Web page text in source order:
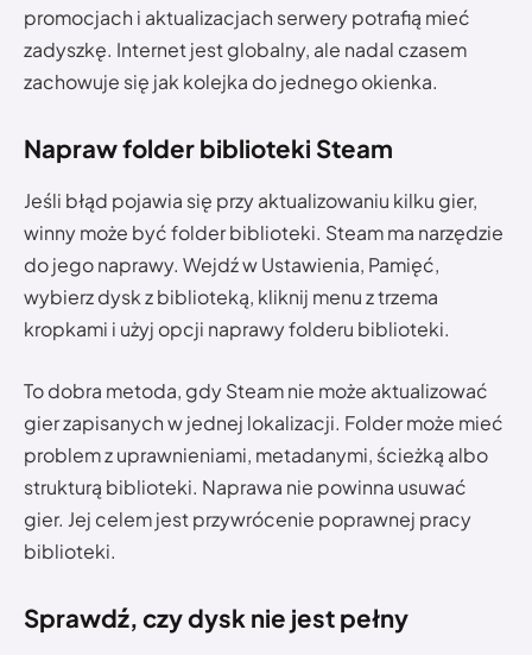
promocjach i aktualizacjach serwery potrafią mieć
zadyszkę. Internet jest globalny, ale nadal czasem
zachowuje się jak kolejka do jednego okienka.
Napraw folder biblioteki Steam
Jeśli błąd pojawia się przy aktualizowaniu kilku gier,
winny może być folder biblioteki. Steam ma narzędzie
do jego naprawy. Wejdź w Ustawienia, Pamięć,
wybierz dysk z biblioteką, kliknij menu z trzema
kropkami i użyj opcji naprawy folderu biblioteki.
To dobra metoda, gdy Steam nie może aktualizować
gier zapisanych w jednej lokalizacji. Folder może mieć
problem z uprawnieniami, metadanymi, ścieżką albo
strukturą biblioteki. Naprawa nie powinna usuwać
gier. Jej celem jest przywrócenie poprawnej pracy
biblioteki.
Sprawdź, czy dysk nie jest pełny